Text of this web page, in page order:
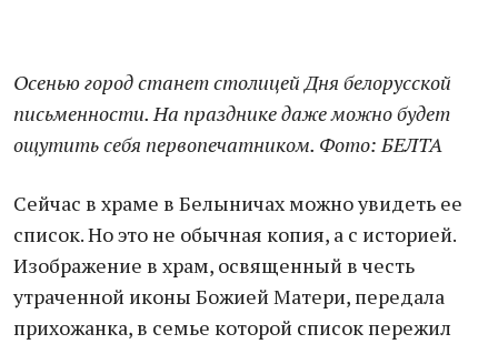
Осенью город станет столицей Дня белорусской
письменности. На празднике даже можно будет
ощутить себя первопечатником. Фото: БЕЛТА
Сейчас в храме в Белыничах можно увидеть ее
список. Но это не обычная копия, а с историей.
Изображение в храм, освященный в честь
утраченной иконы Божией Матери, передала
прихожанка, в семье которой список пережил